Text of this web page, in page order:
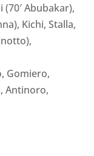
(70′ Abubakar),
Kichi, Stalla,
Gomiero,
Antinoro,